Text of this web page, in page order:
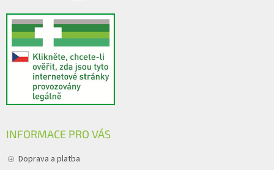
INFORMACE PRO VÁS
Doprava a platba